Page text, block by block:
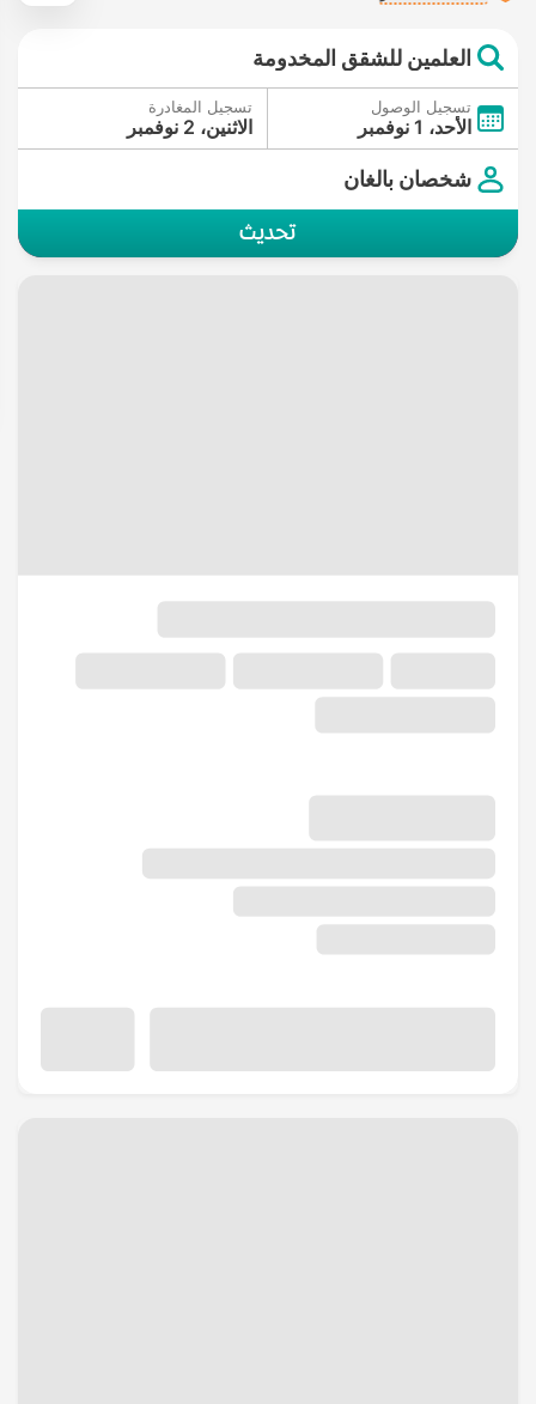
العلمين للشقق المخدومة
تسجيل الوصول
الأحد، 1 نوفمبر
تسجيل المغادرة
الاثنين، 2 نوفمبر
شخصان بالغان
تحديث